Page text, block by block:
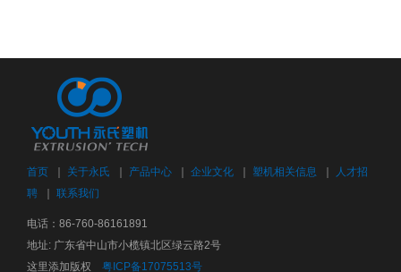
首页 关于永氏 产品中心 企业文化 塑机相关信息
人才招
聘
联系我们
电话：86-760-86161891
地址: 广东省中山市小榄镇北区绿云路2号
这里添加版权
粤ICP备17075513号